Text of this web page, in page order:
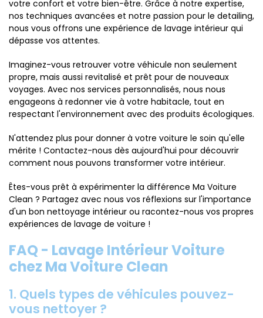
votre confort et votre bien-être. Grâce à notre expertise,
nos techniques avancées et notre passion pour le detailing,
nous vous offrons une expérience de lavage intérieur qui
dépasse vos attentes.
Imaginez-vous retrouver votre véhicule non seulement
propre, mais aussi revitalisé et prêt pour de nouveaux
voyages. Avec nos services personnalisés, nous nous
engageons à redonner vie à votre habitacle, tout en
respectant l'environnement avec des produits écologiques.
N'attendez plus pour donner à votre voiture le soin qu'elle
mérite ! Contactez-nous dès aujourd'hui pour découvrir
comment nous pouvons transformer votre intérieur.
Êtes-vous prêt à expérimenter la différence Ma Voiture
Clean ? Partagez avec nous vos réflexions sur l'importance
d'un bon nettoyage intérieur ou racontez-nous vos propres
expériences de lavage de voiture !
FAQ - Lavage Intérieur Voiture
chez Ma Voiture Clean
1. Quels types de véhicules pouvez-
vous nettoyer ?